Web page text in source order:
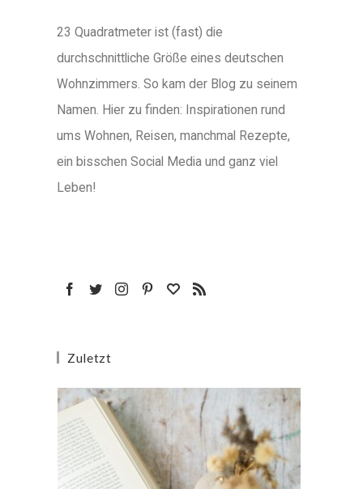
23 Quadratmeter ist (fast) die
durchschnittliche Größe eines deutschen
Wohnzimmers. So kam der Blog zu seinem
Namen. Hier zu finden: Inspirationen rund
ums Wohnen, Reisen, manchmal Rezepte,
ein bisschen Social Media und ganz viel
Leben!
Zuletzt